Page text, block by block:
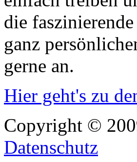
die
ganz
gerne an.
Hier geht's zu
Copyright ©
Datenschutz